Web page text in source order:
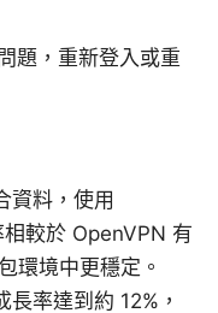
題，重新登入或重
資料，使用
較於 OpenVPN 有
環境中更穩定。
率達到約 12%，